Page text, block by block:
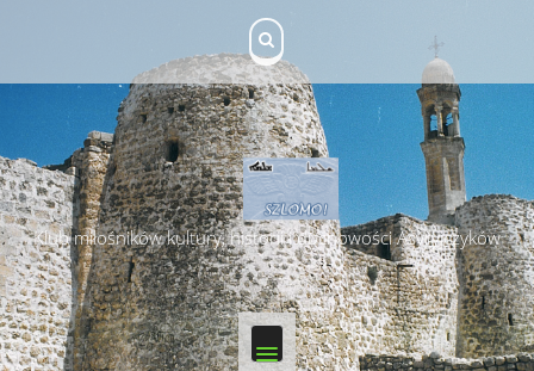
Klub miłośników kultury, historii i duchowości Asyryjczyków